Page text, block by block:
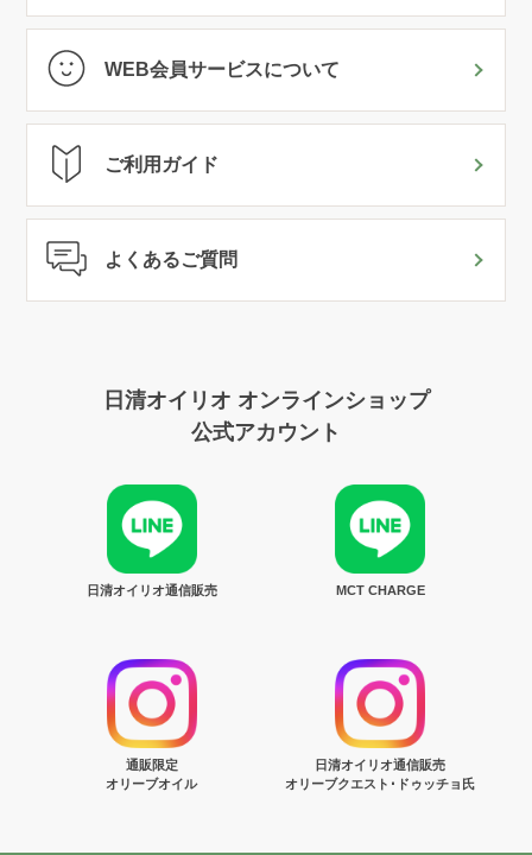
WEB会員サービスについて
ご利用ガイド
よくあるご質問
日清オイリオ オンラインショップ
公式アカウント
日清オイリオ通信販売 MCT CHARGE
通販限定
オリーブオイル
日清オイリオ通信販売
オリーブクエスト･ドゥッチョ氏